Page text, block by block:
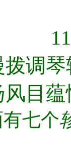
拨调
风目
七个